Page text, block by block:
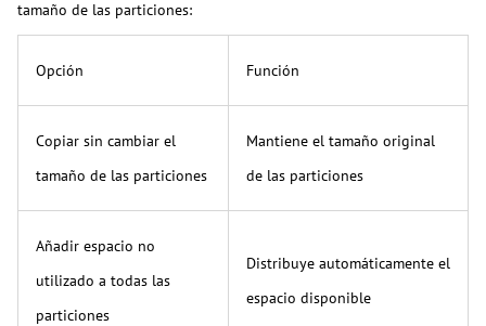
tamaño de las particiones:
Opción Función
Copiar sin cambiar el
tamaño de las particiones
Mantiene el tamaño original
de las particiones
Añadir espacio no
utilizado a todas las
particiones
Distribuye automáticamente el
espacio disponible